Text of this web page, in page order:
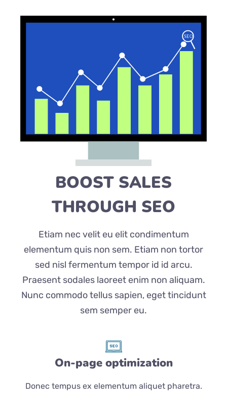
BOOST SALES
THROUGH SEO
Etiam nec velit eu elit condimentum
elementum quis non sem. Etiam non tortor
sed nisl fermentum tempor id id arcu.
Praesent sodales laoreet enim non aliquam.
Nunc commodo tellus sapien, eget tincidunt
sem semper eu.
On-page optimization
Donec tempus ex elementum aliquet pharetra.